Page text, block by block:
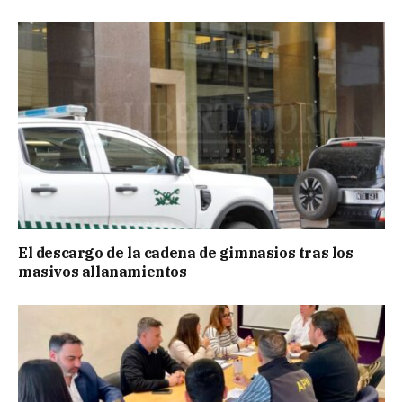
El descargo de la cadena de gimnasios tras los
masivos allanamientos